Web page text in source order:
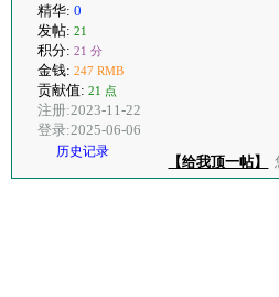
精华: 0
发帖: 21
积分: 21 分
金钱: 247 RMB
贡献值: 21 点
注册:2023-11-22
登录:2025-06-06
历史记录
【给我顶一帖】